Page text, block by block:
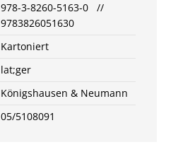
978-3-8260-5163-0 //
9783826051630
Kartoniert
lat;ger
Königshausen & Neumann
05/5108091